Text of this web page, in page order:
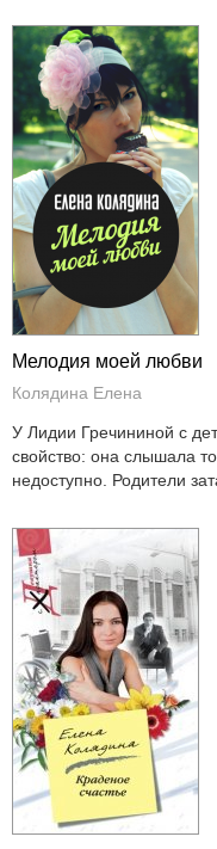
Мелодия моей любви
Колядина Елена
У Лидии Гречининой с
свойство: она слышала
недоступно. Родители